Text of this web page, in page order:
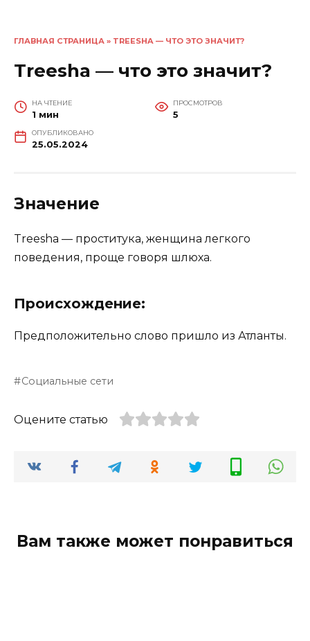
ГЛАВНАЯ СТРАНИЦА » TREESHA — ЧТО ЭТО ЗНАЧИТ?
Treesha — что это значит?
НА ЧТЕНИЕ
1 мин
ПРОСМОТРОВ
5
ОПУБЛИКОВАНО
25.05.2024
Значение
Treesha — проститука, женщина легкого
поведения, проще говоря шлюха.
Происхождение:
Предположительно слово пришло из Атланты.
Социальные сети
Оцените статью
Вам также может понравиться